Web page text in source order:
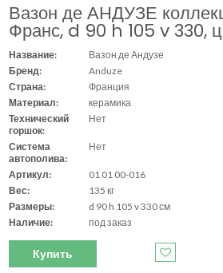
Вазон де АНДУЗЕ
Франс, d 90 h 105 v 330,
Название:
Вазон де Андузе
Бренд:
Anduze
Страна:
Франция
Материал:
керамика
Технический
горшок:
Нет
Система
автополива:
Нет
Артикул:
01 01 00-016
Вес:
135 кг
Размеры:
d 90 h 105 v 330 см
Наличие:
под заказ
Купить